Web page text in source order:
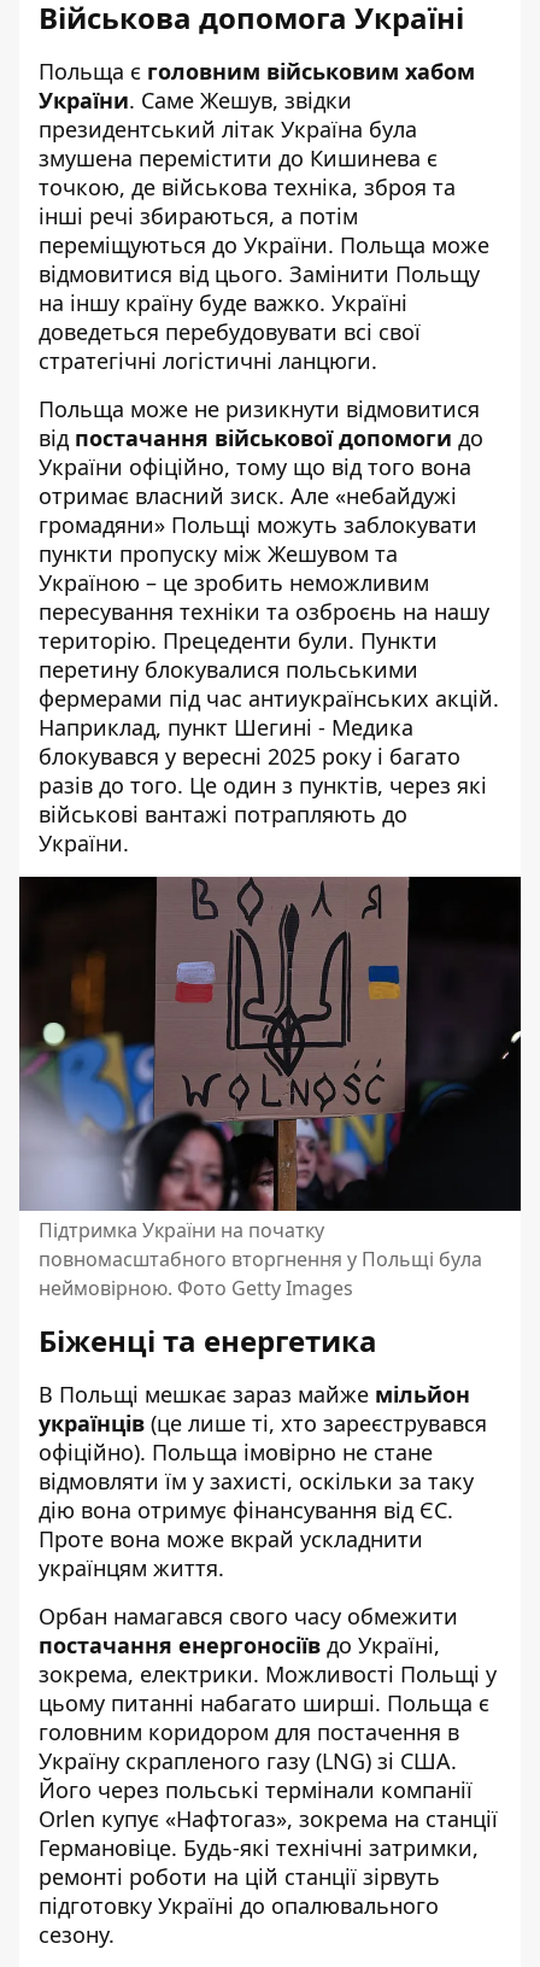
Військова допомога Україні
Польща є головним військовим хабом
України. Саме Жешув, звідки
президентський літак Україна була
змушена перемістити до Кишинева є
точкою, де військова техніка, зброя та
інші речі збираються, а потім
переміщуються до України. Польща може
відмовитися від цього. Замінити Польщу
на іншу країну буде важко. Україні
доведеться перебудовувати всі свої
стратегічні логістичні ланцюги.
Польща може не ризикнути відмовитися
від постачання військової допомоги до
України офіційно, тому що від того вона
отримає власний зиск. Але «небайдужі
громадяни» Польщі можуть заблокувати
пункти пропуску між Жешувом та
Україною – це зробить неможливим
пересування техніки та озброєнь на нашу
територію. Прецеденти були. Пункти
перетину блокувалися польськими
фермерами під час антиукраїнських акцій.
Наприклад, пункт Шегині - Медика
блокувався у вересні 2025 року і багато
разів до того. Це один з пунктів, через які
військові вантажі потрапляють до
України.
Підтримка України на початку
повномасштабного вторгнення у Польщі була
неймовірною. Фото Getty Images
Біженці та енергетика
В Польщі мешкає зараз майже мільйон
українців (це лише ті, хто зареєструвався
офіційно). Польща імовірно не стане
відмовляти їм у захисті, оскільки за таку
дію вона отримує фінансування від ЄС.
Проте вона може вкрай ускладнити
українцям життя.
Орбан намагався свого часу обмежити
постачання енергоносіїв до Україні,
зокрема, електрики. Можливості Польщі у
цьому питанні набагато ширші. Польща є
головним коридором для постачення в
Україну скрапленого газу (LNG) зі США.
Його через польські термінали компанії
Orlen купує «Нафтогаз», зокрема на станції
Германовіце. Будь-які технічні затримки,
ремонті роботи на цій станції зірвуть
підготовку Україні до опалювального
сезону.